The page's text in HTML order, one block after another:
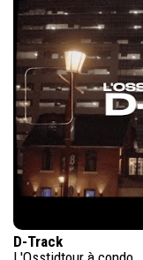
D-Track